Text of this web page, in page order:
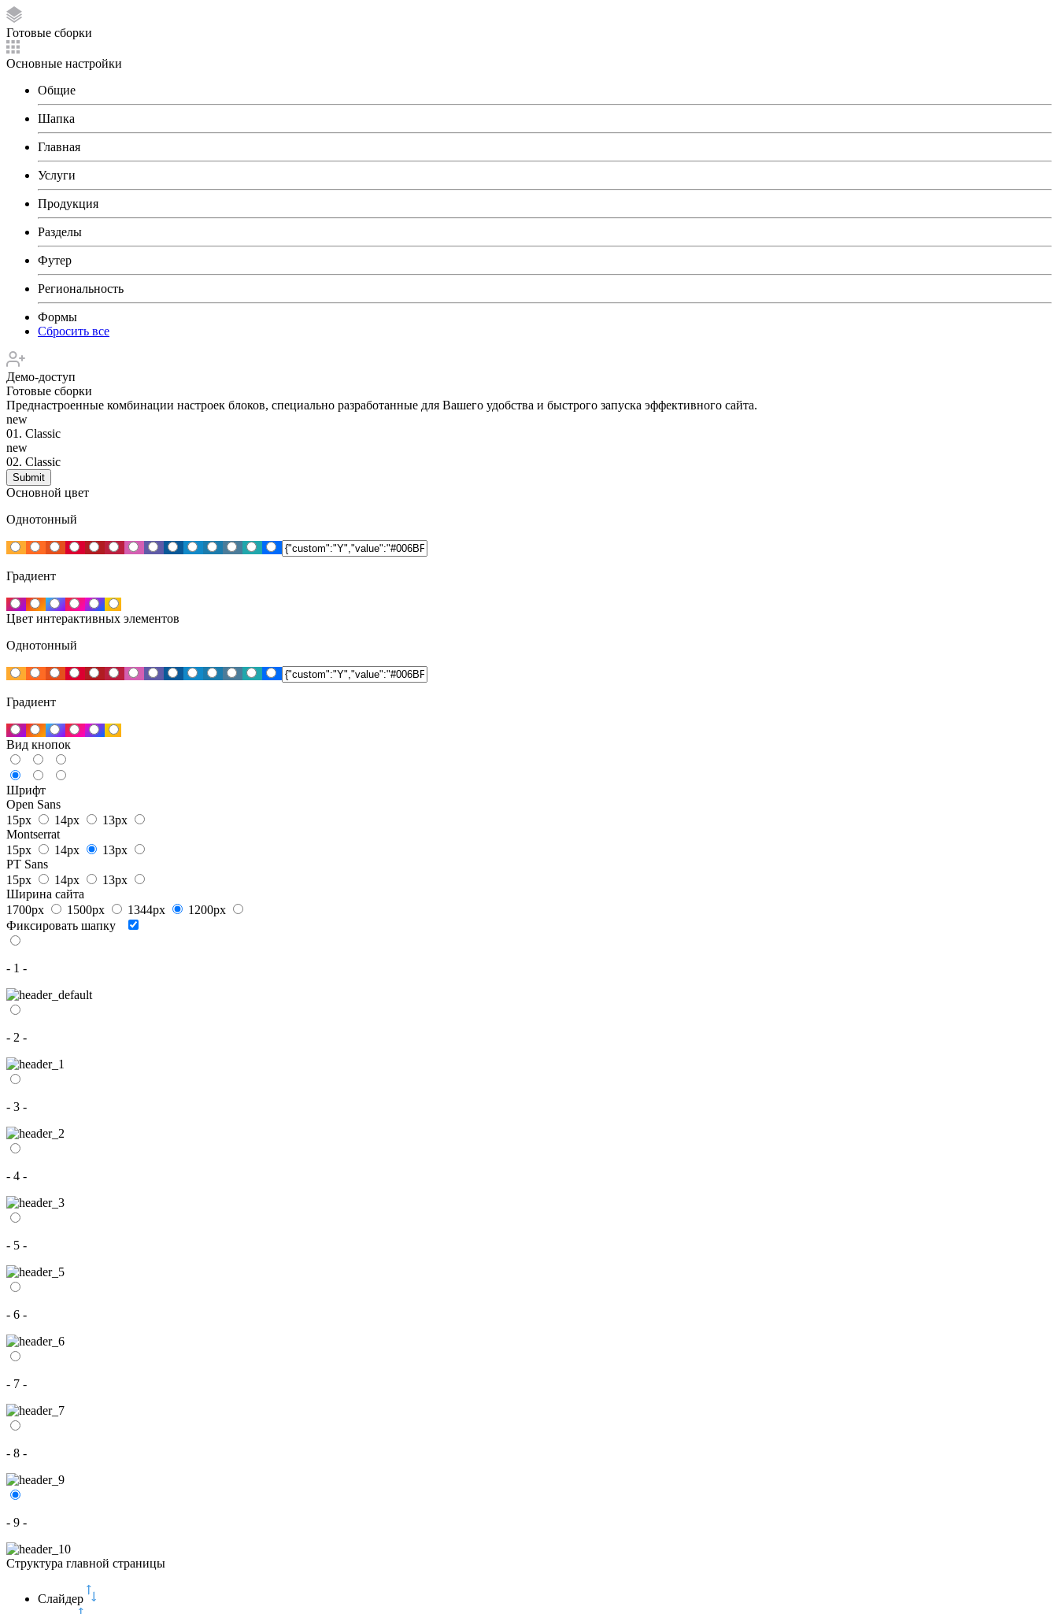
Готовые сборки
Основные настройки
Общие
Шапка
Главная
Услуги
Продукция
Разделы
Футер
Региональность
Формы
Сбросить все
Демо-доступ
Готовые сборки
Преднастроенные комбинации настроек блоков, специально разработанные для Вашего удобства и быстрого запуска эффективного сайта.
new
01. Classic
new
02. Classic
Основной цвет
Однотонный
Градиент
Цвет интерактивных элементов
Однотонный
Градиент
Вид кнопок
Шрифт
Open Sans
15px
14px
13px
Montserrat
15px
14px
13px
PT Sans
15px
14px
13px
Ширина сайта
1700px
1500px 1344px
1200px
Фиксировать шапку
- 1 -
- 2 -
- 3 -
- 4 -
- 5 -
- 6 -
- 7 -
- 8 -
- 9 -
Структура главной страницы
Слайдер